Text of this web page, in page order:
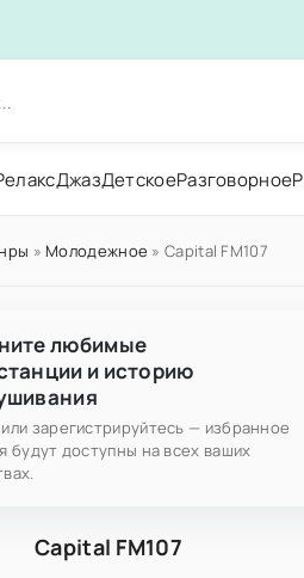
ДжазДетскоеРазговорное
» Молодежное » Capital FM107
любимые
и историю
зарегистрируйтесь — избранное
будут доступны на всех ваших
Capital FM107